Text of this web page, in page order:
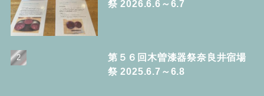
祭 2026.6.6～6.7
第５６回木曽漆器祭奈良井宿場
祭 2025.6.7～6.8